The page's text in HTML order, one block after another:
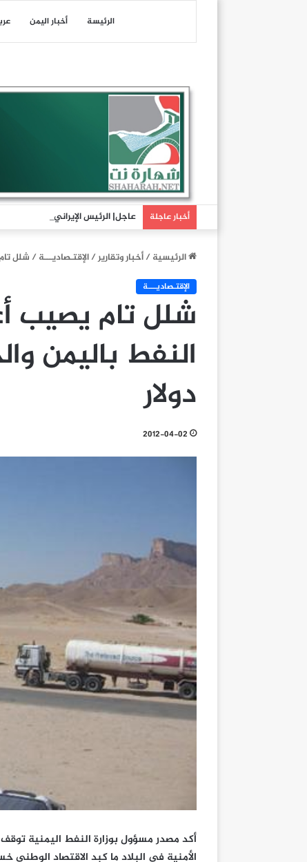
الرئيسة أخبار اليمن
أخبار عاجلة عاجل| الرئيس الإيراني مسعود
الرئيسية/أخبار وتقارير/اﻹقتـصاديـــة/ شلل تام
اﻹقتـصاديـــة
شلل تام يصيب
دولار
2012-04-02
أكد مصدر مسؤول بوزارة النفط اليمنية